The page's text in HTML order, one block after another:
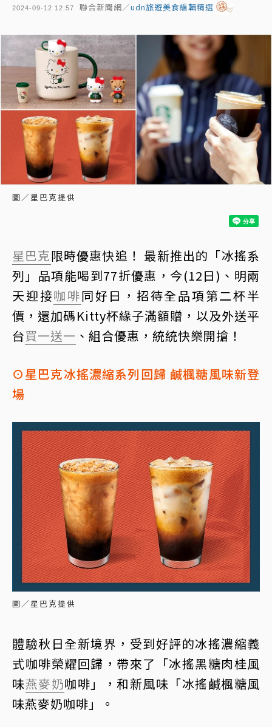
2024-09-12 12:57 聯合新聞網／udn旅遊美食編輯精選
圖／星巴克提供
星巴克限時優惠快追！ 最新推出的「冰搖系
列」品項能喝到77折優惠，今(12日)、明兩
天迎接咖啡同好日，招待全品項第二杯半
價，還加碼Kitty杯緣子滿額贈，以及外送平
台買一送一 、組合優惠，統統快樂開搶！
⊙星巴克冰搖濃縮系列回歸 鹹楓糖風味新登
場
圖／星巴克提供
體驗秋日全新境界，受到好評的冰搖濃縮義
式咖啡榮耀回歸，帶來了「冰搖黑糖肉桂風
味燕麥奶咖啡」，和新風味「冰搖鹹楓糖風
味燕麥奶咖啡」。